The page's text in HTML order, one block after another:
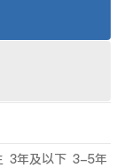
3年及以下 3-5年